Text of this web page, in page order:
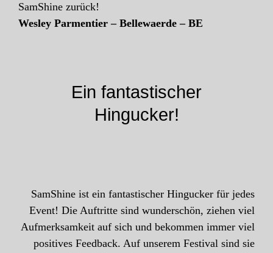
SamShine zurück!
Wesley Parmentier – Bellewaerde – BE
Ein fantastischer
Hingucker!
SamShine ist ein fantastischer Hingucker für jedes
Event! Die Auftritte sind wunderschön, ziehen viel
Aufmerksamkeit auf sich und bekommen immer viel
positives Feedback. Auf unserem Festival sind sie